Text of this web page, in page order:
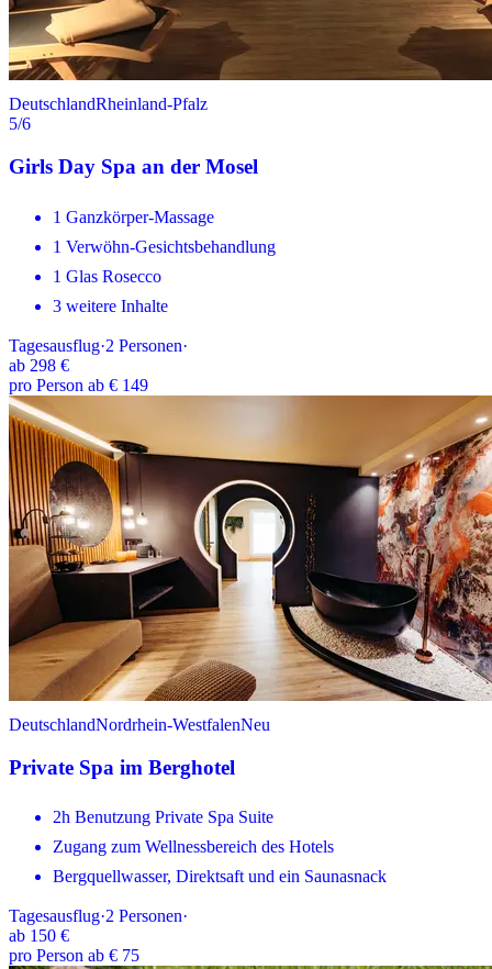
DeutschlandRheinland-Pfalz
5/6
Girls Day Spa an der Mosel
1 Ganzkörper-Massage
1 Verwöhn-Gesichtsbehandlung
1 Glas Rosecco
3 weitere Inhalte
Tagesausflug·2 Personen·
ab 298 €
pro Person ab € 149
DeutschlandNordrhein-WestfalenNeu
Private Spa im Berghotel
2h Benutzung Private Spa Suite
Zugang zum Wellnessbereich des Hotels
Bergquellwasser, Direktsaft und ein Saunasnack
Tagesausflug·2 Personen·
ab 150 €
pro Person ab € 75